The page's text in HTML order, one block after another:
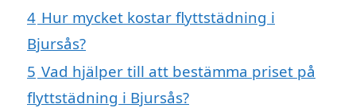
4 Hur mycket kostar flyttstädning i
Bjursås?
5 Vad hjälper till att bestämma priset på
flyttstädning i Bjursås?